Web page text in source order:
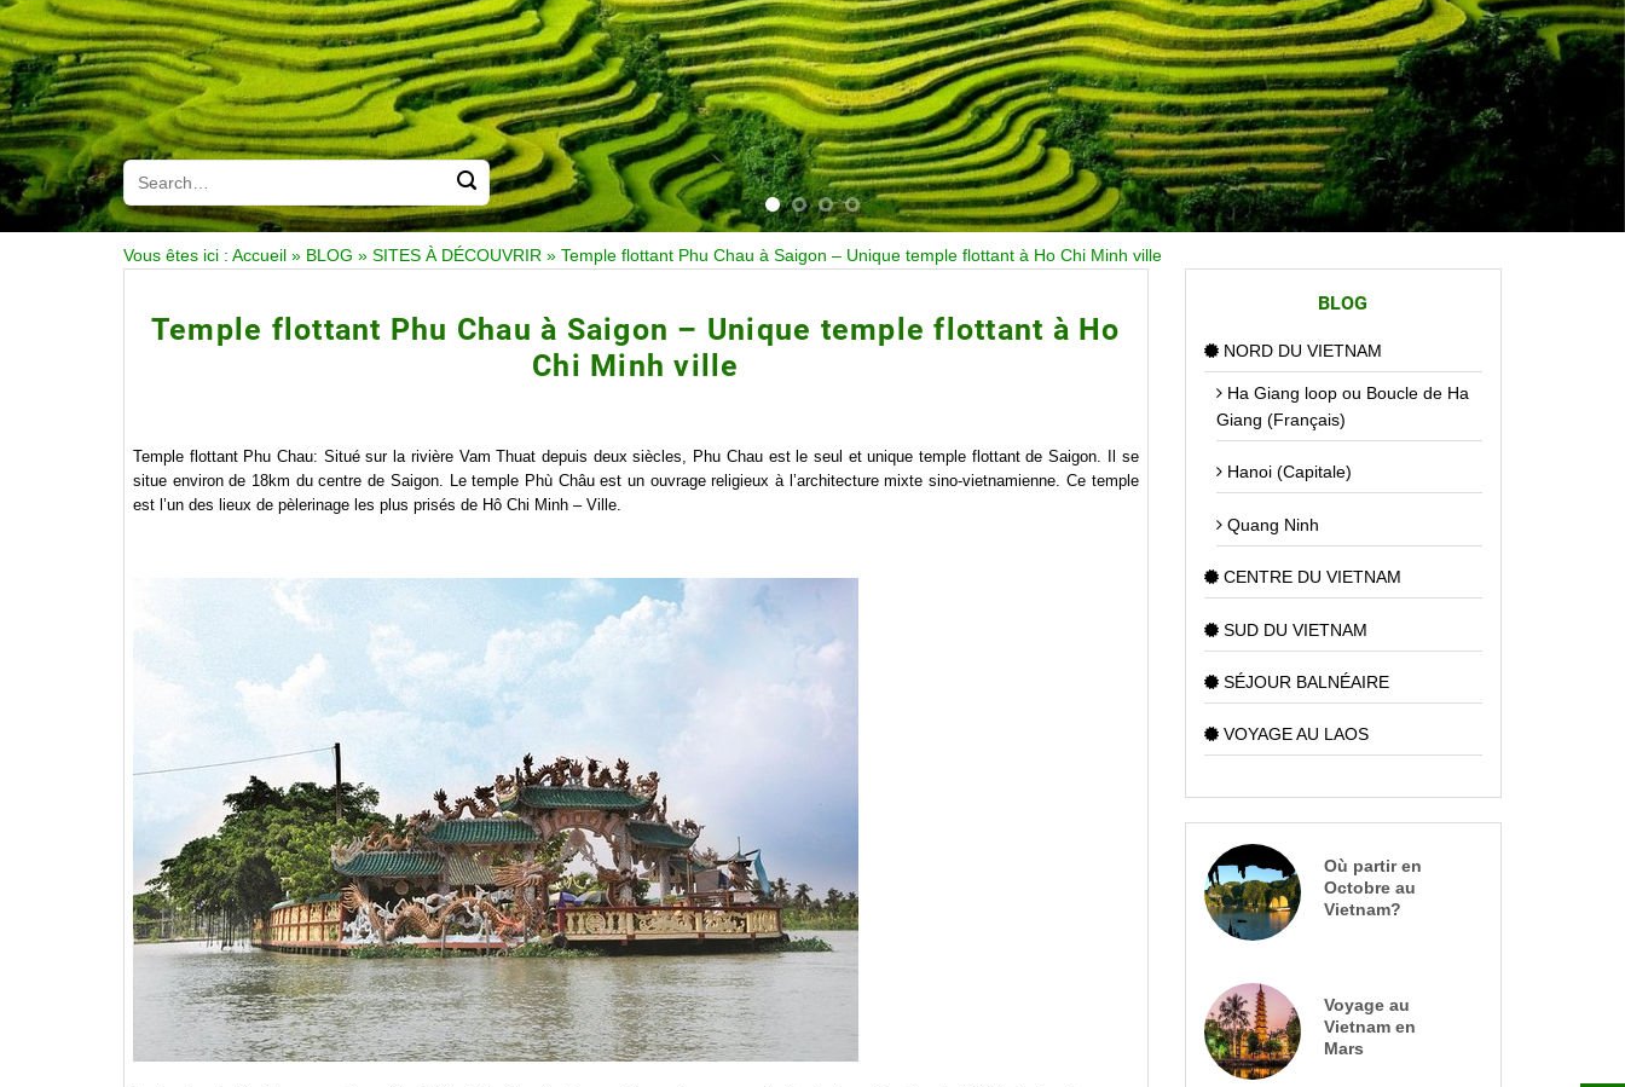
Vous êtes ici : Accueil » BLOG » SITES À DÉCOUVRIR » Temple flottant Phu Chau à Saigon – Unique temple flottant à Ho Chi Minh ville
Temple flottant Phu Chau à Saigon – Unique temple flottant à Ho
Chi Minh ville
Temple flottant Phu Chau: Situé sur la rivière Vam Thuat depuis deux siècles, Phu Chau est le seul et unique temple flottant de Saigon. Il se
situe environ de 18km du centre de Saigon. Le temple Phù Châu est un ouvrage religieux à l’architecture mixte sino-vietnamienne. Ce temple
est l’un des lieux de pèlerinage les plus prisés de Hô Chi Minh – Ville.
BLOG
NORD DU VIETNAM
Ha Giang loop ou Boucle de Ha
Giang (Français)
Hanoi (Capitale)
Quang Ninh
CENTRE DU VIETNAM
SUD DU VIETNAM
SÉJOUR BALNÉAIRE
VOYAGE AU LAOS
Où partir en
Octobre au
Vietnam?
Voyage au
Vietnam en
Mars